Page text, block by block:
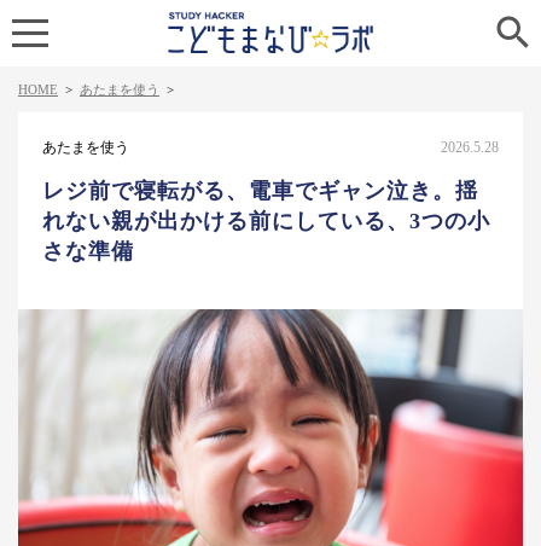

HOME > あたまを使う >
あたまを使う 2026.5.28
レジ前で寝転がる、電車でギャン泣き。揺
れない親が出かける前にしている、3つの小
さな準備